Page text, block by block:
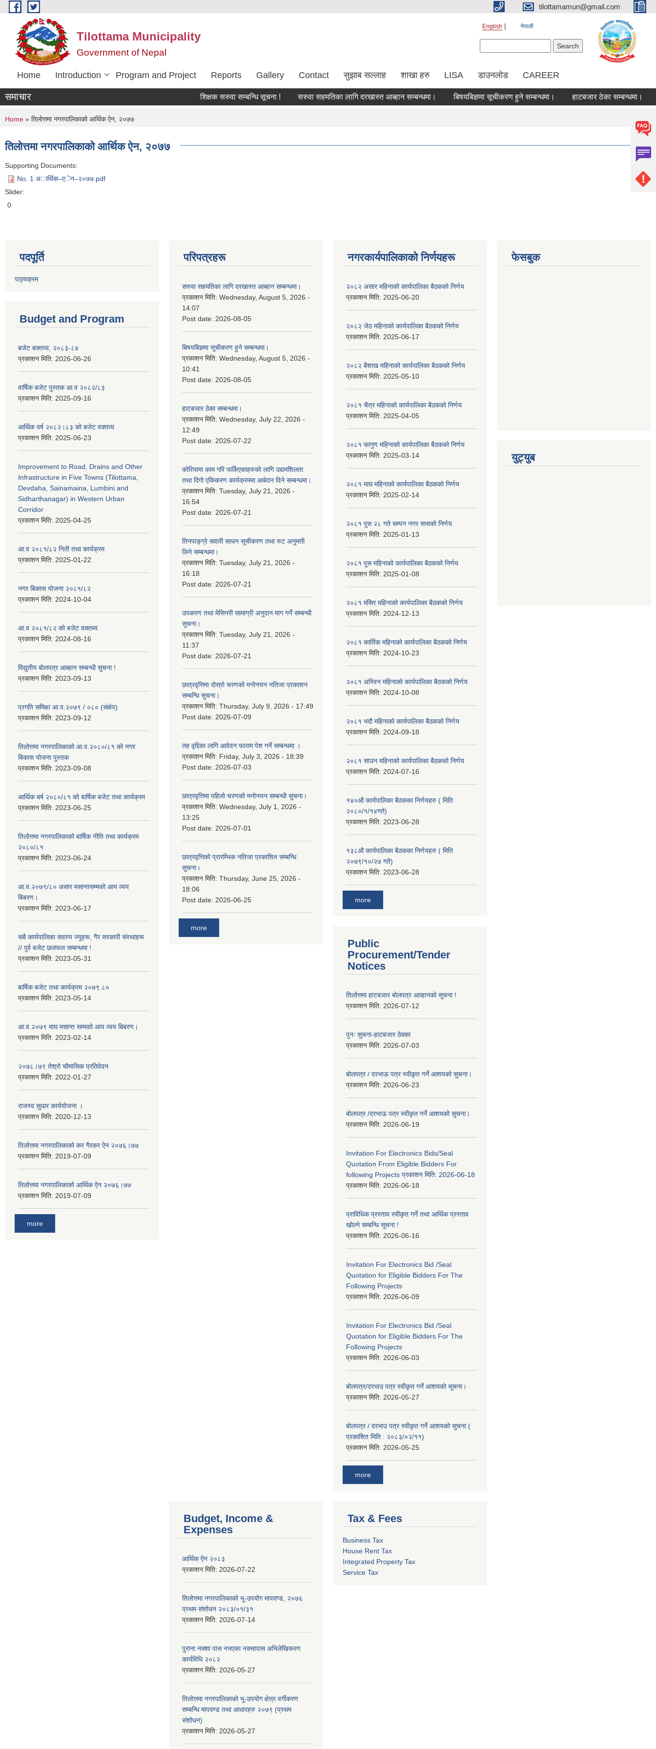
Skip to main content tilottamamun@gmail.com
Tilottama Municipality
Government of Nepal
English नेपाली
Home Introduction Program and Project Reports Gallery Contact सुझाब सल्लाह शाखा हरु LISA डाउनलोड CAREER
समाचार शिक्षक सरुवा सम्बन्धि सूचना ! सरुवा सहमतिका लागि दरखास्त आब्हान सम्बन्धमा। बिषयबिज्ञमा सूचीकरण हुने सम्बन्धमा। हाटबजार ठेका सम्बन्धमा।
You are here
Home » तिलोत्तमा नगरपालिकाको आर्थिक ऐन, २०७७
तिलोत्तमा नगरपालिकाको आर्थिक ऐन, २०७७
Supporting Documents:
No. 1 अार्थिक–एेन–२०७७.pdf
Slider:
0
पदपूर्ति
पाठ्यक्रम
Budget and Program
बजेट बक्तव्य, २०८३-८४
प्रकाशन मिति: 2026-06-26
वार्षिक बजेट पुस्तक आ.व २०८२/८३
प्रकाशन मिति: 2025-09-16
आर्थिक वर्ष २०८२।८३ को बजेट वक्तव्य
प्रकाशन मिति: 2025-06-23
Improvement to Road, Drains and Other
Infrastructure in Five Towns (Tilottama,
Devdaha, Sainamaina, Lumbini and
Sidharthanagar) in Western Urban
Corridor
प्रकाशन मिति: 2025-04-25
आ.व २०८१/८२ निती तथा कार्यक्रम
प्रकाशन मिति: 2025-01-22
नगर बिकास योजना २०८१/८२
प्रकाशन मिति: 2024-10-04
आ.व २०८१/८२ को बजेट वक्तब्य
प्रकाशन मिति: 2024-08-16
विद्युतीय बोलपत्र आब्हान सम्बन्धी सुचना !
प्रकाशन मिति: 2023-09-13
प्रगति समिक्षा आ.व.२०७९ / ०८० (संक्षेप)
प्रकाशन मिति: 2023-09-12
तिलोत्तमा नगरपालिकाको आ.व.२०८०/८१ को नगर
बिकास योजना पुस्तक
प्रकाशन मिति: 2023-09-08
आर्थिक बर्ष २०८०/८१ को बार्षिक बजेट तथा कार्यक्रम
प्रकाशन मिति: 2023-06-25
तिलोत्तमा नगरपालिकाको बार्षिक नीति तथा कार्यक्रम
२०८०/८१
प्रकाशन मिति: 2023-06-24
आ.व.२०७९/८० असार मसान्तसम्मको आय व्यय
बिबरण।
प्रकाशन मिति: 2023-06-17
सबै कार्यपालिका सदस्य ज्यूहरू, गैर सरकारी संस्थाहरू
// पुर्व बजेट छलफल सम्बन्धमा !
प्रकाशन मिति: 2023-05-31
बार्षिक बजेट तथा कार्यक्रम २०७९.८०
प्रकाशन मिति: 2023-05-14
आ.व.२०७९ माघ मसान्त सम्मको आय व्यय बिबरण।
प्रकाशन मिति: 2023-02-14
२०७८।७९ तेश्राे चाैमासिक प्रतिवेदन
प्रकाशन मिति: 2022-01-27
राजस्व सुधार कार्ययाेजना ।
प्रकाशन मिति: 2020-12-13
तिलोत्तमा नगरपालिकाको कर गैरकर ऐन २०७६।७७
प्रकाशन मिति: 2019-07-09
तिलोत्तमा नगरपालिकाको आर्थिक ऐन २०७६।७७
प्रकाशन मिति: 2019-07-09
more
परिपत्रहरू
सरुवा सहमतिका लागि दरखास्त आब्हान सम्बन्धमा।
प्रकाशन मिति: Wednesday, August 5, 2026 -
14:07
Post date: 2026-08-05
बिषयबिज्ञमा सूचीकरण हुने सम्बन्धमा।
प्रकाशन मिति: Wednesday, August 5, 2026 -
10:41
Post date: 2026-08-05
हाटबजार ठेका सम्बन्धमा।
प्रकाशन मिति: Wednesday, July 22, 2026 -
12:49
Post date: 2026-07-22
कोरियामा काम गरि फर्किएकाहरुको लागि उद्यमशिलता
तथा दिगो एकिकरण कार्यक्रममा आबेदन दिने सम्बन्धमा।
प्रकाशन मिति: Tuesday, July 21, 2026 -
16:54
Post date: 2026-07-21
तिनपाङ्ग्रे सवारी साधन सूचीकरण तथा रुट अनुमती
लिने सम्बन्धमा।
प्रकाशन मिति: Tuesday, July 21, 2026 -
16:18
Post date: 2026-07-21
उपकरण तथा मेसिनरी सामाग्री अनुदान माग गर्ने सम्बन्धी
सुचना।
प्रकाशन मिति: Tuesday, July 21, 2026 -
11:37
Post date: 2026-07-21
छात्रवृत्तिमा दोस्रो चरणको मनोनयन नतिजा प्रकाशन
सम्बन्धि सुचना।
प्रकाशन मिति: Thursday, July 9, 2026 - 17:49
Post date: 2026-07-09
तह वृद्दिका लागि आवेदन फाराम पेश गर्ने सम्बन्धमा ।
प्रकाशन मिति: Friday, July 3, 2026 - 18:39
Post date: 2026-07-03
छात्रवृत्तिमा पहिलो चरणको मनोनयन सम्बन्धी सुचना।
प्रकाशन मिति: Wednesday, July 1, 2026 -
13:25
Post date: 2026-07-01
छात्रवृत्तिको प्रारम्भिक नतिजा प्रकाशित सम्बन्धि
सुचना।
प्रकाशन मिति: Thursday, June 25, 2026 -
18:06
Post date: 2026-06-25
more
नगरकार्यपालिकाकाे निर्णयहरू
२०८२ असार महिनाको कार्यपालिका बैठकको निर्णय
प्रकाशन मिति: 2025-06-20
२०८२ जेठ महिनाको कार्यपालिका बैठकको निर्णय
प्रकाशन मिति: 2025-06-17
२०८२ बैशाख महिनाको कार्यपालिका बैठकको निर्णय
प्रकाशन मिति: 2025-05-10
२०८१ चैत्र महिनाको कार्यपालिका बैठकको निर्णय
प्रकाशन मिति: 2025-04-05
२०८१ फागुण महिनाको कार्यपालिका बैठकको निर्णय
प्रकाशन मिति: 2025-03-14
२०८१ माघ महिनाको कार्यपालिका बैठकको निर्णय
प्रकाशन मिति: 2025-02-14
२०८१ पुस २८ गते सम्प‍न नगर सभाको निर्णय
प्रकाशन मिति: 2025-01-13
२०८१ पुस महिनाको कार्यपालिका बैठकको निर्णय
प्रकाशन मिति: 2025-01-08
२०८१ मंसिर महिनाको कार्यपालिका बैठकको निर्णय
प्रकाशन मिति: 2024-12-13
२०८१ कार्तिक महिनाको कार्यपालिका बैठकको निर्णय
प्रकाशन मिति: 2024-10-23
२०८१ अस्विन महिनाको कार्यपालिका बैठकको निर्णय
प्रकाशन मिति: 2024-10-08
२०८१ भदौ महिनाको कार्यपालिका बैठकको निर्णय
प्रकाशन मिति: 2024-09-18
२०८१ साउन महिनाको कार्यपालिका बैठकको निर्णय
प्रकाशन मिति: 2024-07-16
१४०औ कार्यपालिका बैठकका निर्णयहरु ( मिति
२०८०/१/१४गते)
प्रकाशन मिति: 2023-06-28
१३८औ कार्यपालिका बैठकका निर्णयहरु ( मिति
२०७९/१०/२७ गते)
प्रकाशन मिति: 2023-06-28
more
Public
Procurement/Tender
Notices
तिलोत्तमा हाटबजार बोलपत्र आव्हानको सूचना !
प्रकाशन मिति: 2026-07-12
पुनः सुचना-हाटबजार ठेक्का
प्रकाशन मिति: 2026-07-03
बोलपत्र / दरभाऊ पत्र स्वीकृत गर्ने आशयको सुचना।
प्रकाशन मिति: 2026-06-23
बोलपत्र /दरभाऊ पत्र स्वीकृत गर्ने आशयको सुचना।
प्रकाशन मिति: 2026-06-19
Invitation For Electronics Bids/Seal
Quotation From Eligible Bidders For
following Projects प्रकाशन मिति: 2026-06-18
प्रकाशन मिति: 2026-06-18
प्राविधिक प्रस्ताव स्वीकृत गर्ने तथा आर्थिक प्रस्ताव
खोल्ने सम्बन्धि सूचना !
प्रकाशन मिति: 2026-06-16
Invitation For Electronics Bid /Seal
Quotation for Eligible Bidders For The
Following Projects
प्रकाशन मिति: 2026-06-09
Invitation For Electronics Bid /Seal
Quotation for Eligible Bidders For The
Following Projects
प्रकाशन मिति: 2026-06-03
बोलपत्र/दरभाउ पत्र स्वीकृत गर्ने आशयको सूचना।
प्रकाशन मिति: 2026-05-27
बोलपत्र / दरभाउ पत्र स्वीकृत गर्ने आशयको सुचना (
प्रकाशित मिति : २०८३/०२/११)
प्रकाशन मिति: 2026-05-25
more
फेसबुक
युट्युब
Budget, Income &
Expenses
आर्थिक ऐन २०८३
प्रकाशन मिति: 2026-07-22
तिलोत्तमा नगरपालिकाको भू-उपयोग मापदण्ड, २०७६
प्रथम संशोधन २०८३/०१/३१
प्रकाशन मिति: 2026-07-14
पुराना नक्शा पास नभएका नक्सापास अभिलेखिकरण
कार्यविधि २०८२
प्रकाशन मिति: 2026-05-27
तिलोत्तमा नगरपालिकाको भू-उपयोग क्षेत्र वर्गीकरण
सम्बन्धि मापदण्ड तथा आधारहरु २०७९ (प्रथम
संशोधन)
प्रकाशन मिति: 2026-05-27
Tax & Fees
Business Tax
House Rent Tax
Integrated Property Tax
Service Tax